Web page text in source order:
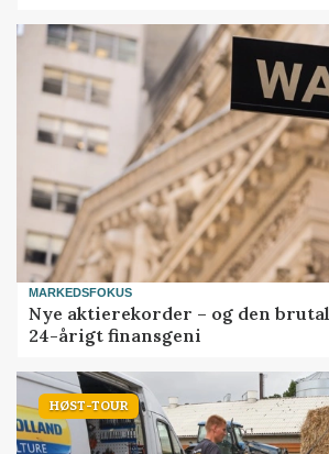
MARKEDSFOKUS
Nye aktierekorder – og den
24-årigt finansgeni
HØST-TOUR